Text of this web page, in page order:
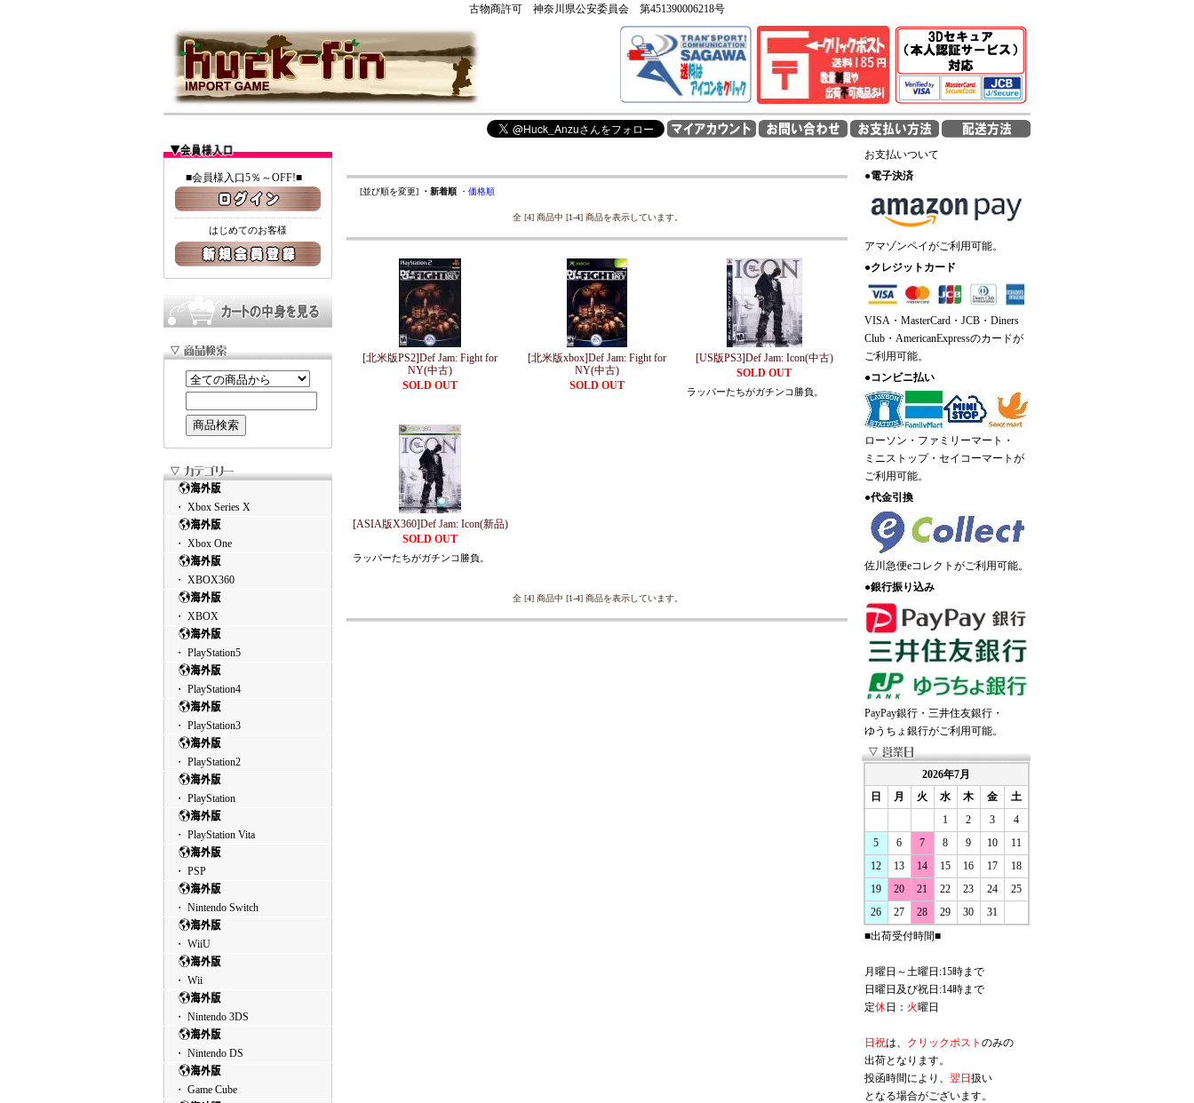
古物商許可 神奈川県公安委員会 第451390006218号
■会員様入口5％～OFF!■
はじめてのお客様
・ Xbox Series X
・ Xbox One
・ XBOX360
・ XBOX
・ PlayStation5
・ PlayStation4
・ PlayStation3
・ PlayStation2
・ PlayStation
・ PlayStation Vita
・ PSP
・ Nintendo Switch
・ WiiU
・ Wii
・ Nintendo 3DS
・ Nintendo DS
・ Game Cube
[並び順を変更] ・新着順 ・価格順
全 [4] 商品中 [1-4] 商品を表示しています。
[北米版PS2]Def Jam: Fight for
NY(中古)
SOLD OUT
[北米版xbox]Def Jam: Fight for
NY(中古)
SOLD OUT
[US版PS3]Def Jam: Icon(中古)
SOLD OUT
ラッパーたちがガチンコ勝負。
[ASIA版X360]Def Jam: Icon(新品)
SOLD OUT
ラッパーたちがガチンコ勝負。
全 [4] 商品中 [1-4] 商品を表示しています。
お支払いついて
●電子決済
アマゾンペイがご利用可能。
●クレジットカード
VISA・MasterCard・JCB・Diners
Club・AmericanExpressのカードが
ご利用可能。
●コンビニ払い
ローソン・ファミリーマート・
ミニストップ・セイコーマートが
ご利用可能。
●代金引換
佐川急便eコレクトがご利用可能。
●銀行振り込み
PayPay銀行・三井住友銀行・
ゆうちょ銀行がご利用可能。
2026年7月
日
月 火 水 木 金
土
1
2 3
4
5
6 7 8 9 10
11
12
13 14 15 16 17
18
19
20 21 22 23 24
25
26
27 28 29 30
31
■出荷受付時間■
月曜日～土曜日:15時まで
日曜日及び祝日:14時まで
定休日： 火曜日
日祝は、 クリックポスト のみの
出荷となります。
投函時間により、 翌日 扱い
となる場合がございます。